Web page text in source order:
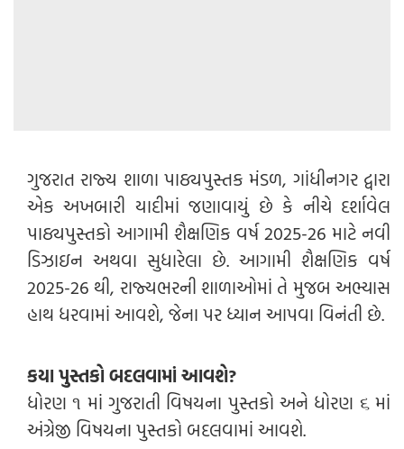
ગુજરાત રાજ્ય શાળા પાઠ્યપુસ્તક મંડળ, ગાંધીનગર દ્વારા
એક અખબારી યાદીમાં જણાવાયું છે કે નીચે દર્શાવેલ
પાઠ્યપુસ્તકો આગામી શૈક્ષણિક વર્ષ 2025-26 માટે નવી
ડિઝાઇન અથવા સુધારેલા છે. આગામી શૈક્ષણિક વર્ષ
2025-26 થી, રાજ્યભરની શાળાઓમાં તે મુજબ અભ્યાસ
હાથ ધરવામાં આવશે, જેના પર ધ્યાન આપવા વિનંતી છે.
કયા પુસ્તકો બદલવામાં આવશે?
ધોરણ ૧ માં ગુજરાતી વિષયના પુસ્તકો અને ધોરણ ૬ માં
અંગ્રેજી વિષયના પુસ્તકો બદલવામાં આવશે.